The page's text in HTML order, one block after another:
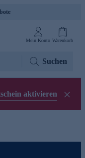
Mein Konto Warenkorb
Suchen
aktivieren